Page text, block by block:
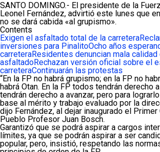
SANTO DOMINGO.- El presidente de la
Leonel Fernández, advirtió este lunes que
no se dará cabida «al grupismo».
Contents
Exigen el asfaltado total de la carretera
inversiones para PinalitoOcho años
carreteraResidentes denuncian mala calidad
asfaltadoRechazan versión oficial sobre el
carreteraContinuarán las protestas
“En la FP no habrá grupismo; en la FP no
habrá Otan. En la FP todos tendrán derecho
tendrán derecho a avanzar, pero para
base al mérito y trabajo evaluado por la
dijo Fernández, al dejar inaugurado el Primer
Pueblo Profesor Juan Bosch.
Garantizó que se podrá aspirar a cargos
límites, ya que se podrán aspirar a ser
popular, pero, insistió, respetando las